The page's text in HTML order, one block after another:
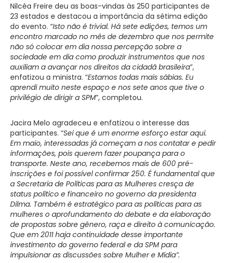
Nilcéa Freire deu as boas-vindas às 250 participantes de
23 estados e destacou a importância da sétima edição
do evento. “Isto não é trivial. Há sete edições, temos um
encontro marcado no mês de dezembro que nos permite
não só colocar em dia nossa percepção sobre a
sociedade em dia como produzir instrumentos que nos
auxiliam a avançar nos direitos da cidadã brasileira”,
enfatizou a ministra. “Estamos todas mais sábias. Eu
aprendi muito neste espaço e nos sete anos que tive o
privilégio de dirigir a SPM”, completou.
Jacira Melo agradeceu e enfatizou o interesse das
participantes. “Sei que é um enorme esforço estar aqui.
Em maio, interessadas já começam a nos contatar e pedir
informações, pois querem fazer poupança para o
transporte. Neste ano, recebemos mais de 600 pré-
inscrições e foi possível confirmar 250. É fundamental que
a Secretaria de Políticas para as Mulheres cresça de
status político e financeiro no governo da presidenta
Dilma. Também é estratégico para as políticas para as
mulheres o aprofundamento do debate e da elaboração
de propostas sobre gênero, raça e direito à comunicação.
Que em 2011 haja continuidade desse importante
investimento do governo federal e da SPM para
impulsionar as discussões sobre Mulher e Mídia”.